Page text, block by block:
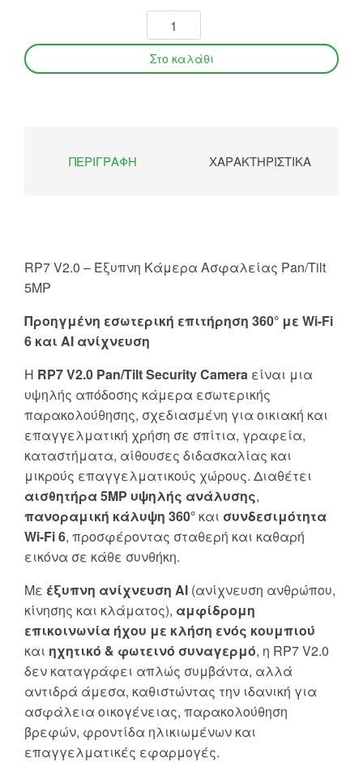
ΠΕΡΙΓΡΑΦΉ ΧΑΡΑΚΤΗΡΙΣΤΙΚΆ
RP7 V2.0 – Έξυπνη Κάμερα Ασφαλείας Pan/Tilt
5MP
Προηγμένη εσωτερική επιτήρηση 360° με Wi-Fi
6 και AI ανίχνευση
Η RP7 V2.0 Pan/Tilt Security Camera είναι μια
υψηλής απόδοσης κάμερα εσωτερικής
παρακολούθησης, σχεδιασμένη για οικιακή και
επαγγελματική χρήση σε σπίτια, γραφεία,
καταστήματα, αίθουσες διδασκαλίας και
μικρούς επαγγελματικούς χώρους. Διαθέτει
αισθητήρα 5MP υψηλής ανάλυσης,
πανοραμική κάλυψη 360° και συνδεσιμότητα
Wi-Fi 6, προσφέροντας σταθερή και καθαρή
εικόνα σε κάθε συνθήκη.
Με έξυπνη ανίχνευση AI (ανίχνευση ανθρώπου,
κίνησης και κλάματος), αμφίδρομη
επικοινωνία ήχου με κλήση ενός κουμπιού
και ηχητικό & φωτεινό συναγερμό, η RP7 V2.0
δεν καταγράφει απλώς συμβάντα, αλλά
αντιδρά άμεσα, καθιστώντας την ιδανική για
ασφάλεια οικογένειας, παρακολούθηση
βρεφών, φροντίδα ηλικιωμένων και
επαγγελματικές εφαρμογές.